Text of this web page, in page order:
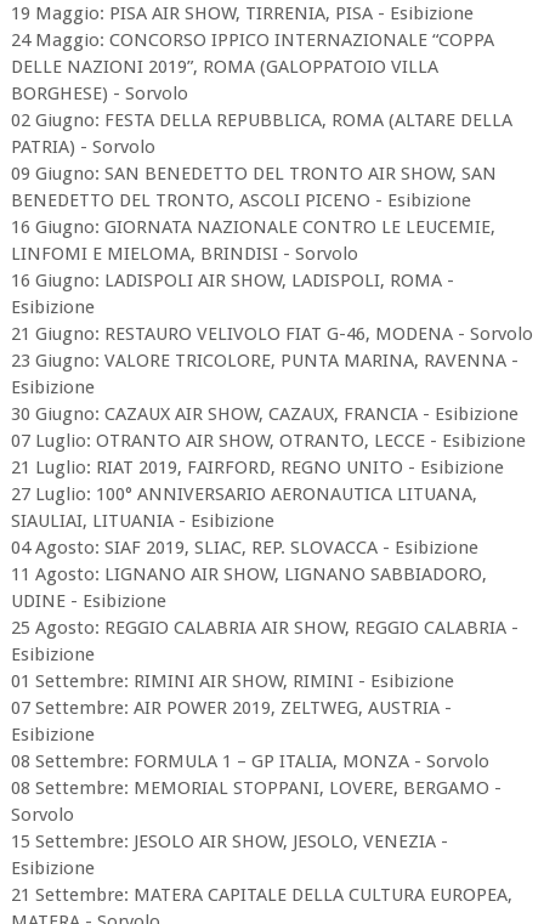
​19 Maggio: PISA AIR SHOW, TIRRENIA, PISA - Esibizione
​24 Maggio: CONCORSO IPPICO INTERNAZIONALE “COPPA
DELLE NAZIONI 2019”, ROMA (GALOPPATOIO VILLA
BORGHESE) - Sorvolo
​02 Giugno: FESTA DELLA REPUBBLICA, ROMA (ALTARE DELLA
PATRIA) - Sorvolo
​09 Giugno: SAN BENEDETTO DEL TRONTO AIR SHOW, SAN
BENEDETTO DEL TRONTO, ASCOLI PICENO - Esibizione
​16 Giugno: GIORNATA NAZIONALE CONTRO LE LEUCEMIE,
LINFOMI E MIELOMA, BRINDISI - Sorvolo
​​16 Giugno: LADISPOLI AIR SHOW, LADISPOLI, ROMA -
Esibizione
21 Giugno: RESTAURO VELIVOLO FIAT G-46, MODENA - Sorvolo
​23 Giugno: VALORE TRICOLORE, PUNTA MARINA, RAVENNA -
Esibizione
​30 Giugno: CAZAUX AIR SHOW, CAZAUX, FRANCIA - Esibizione
​07 Luglio: OTRANTO AIR SHOW, ​OTRANTO, LECCE - Esibizione
​21 Luglio: RIAT 2019, FAIRFORD, REGNO UNITO - Esibizione
​27 Luglio: 100° ANNIVERSARIO AERONAUTICA LITUANA,
SIAULIAI, LITUANIA - Esibizione
​04 Agosto: SIAF 2019, SLIAC, REP. SLOVACCA - Esibizione
​11 Agosto: LIGNANO AIR SHOW, ​LIGNANO SABBIADORO,
UDINE - Esibizione
​25 Agosto: REGGIO CALABRIA AIR SHOW, REGGIO CALABRIA -
Esibizione
​01 Settembre: RIMINI AIR SHOW, RIMINI - Esibizione
​07 Settembre: AIR POWER 2019, ZELTWEG, AUSTRIA -
Esibizione
​08 Settembre: FORMULA 1 – GP ITALIA, MONZA - Sorvolo
​08 Settembre: MEMORIAL STOPPANI, LOVERE, BERGAMO -
Sorvolo
​15 Settembre: JESOLO AIR SHOW, JESOLO, VENEZIA -
Esibizione
​21 Settembre: MATERA CAPITALE DELLA CULTURA EUROPEA,